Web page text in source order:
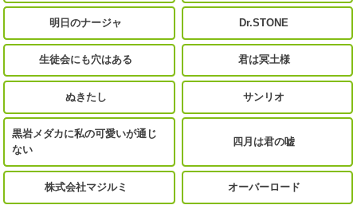
明日のナージャ Dr.STONE
生徒会にも穴はある 君は冥土様
ぬきたし サンリオ
黒岩メダカに私の可愛いが通じ
ない
四月は君の嘘
株式会社マジルミ オーバーロード